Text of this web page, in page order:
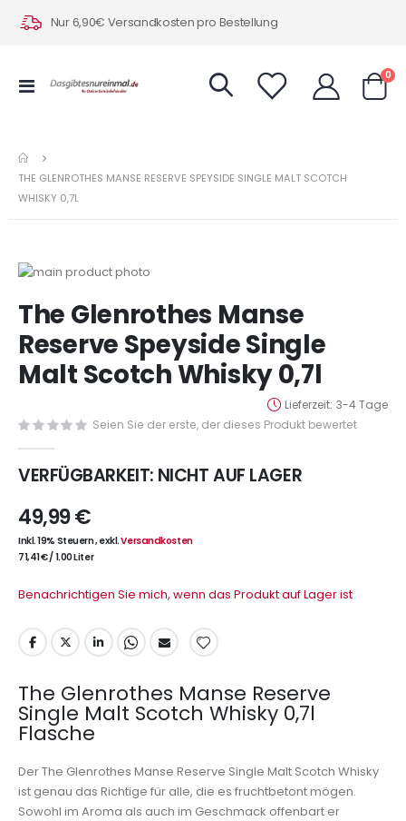
Nur 6,90€ Versandkosten pro Bestellung
Navigation
0
THE GLENROTHES MANSE RESERVE SPEYSIDE SINGLE MALT SCOTCH
WHISKY 0,7L
Zum
der
Bildergalerie
springen
Anfang
der
Bildergalerie
springen
The Glenrothes Manse
Reserve Speyside Single
Malt Scotch Whisky 0,7l
Lieferzeit 3-4 Tage
Seien Sie der erste, der dieses Produkt bewertet
VERFÜGBARKEIT: NICHT AUF LAGER
49,99 €
Inkl. 19% Steuern,exkl.Versandkosten
71,41 €/1.00 Liter
Benachrichtigen Sie mich, wenn das Produkt auf Lager ist
The Glenrothes Manse Reserve
Single Malt Scotch Whisky 0,7l
Flasche
Der The Glenrothes Manse Reserve Single Malt Scotch Whisky
ist genau das Richtige für alle, die es fruchtbetont mögen.
Sowohl im Aroma als auch im Geschmack offenbart er